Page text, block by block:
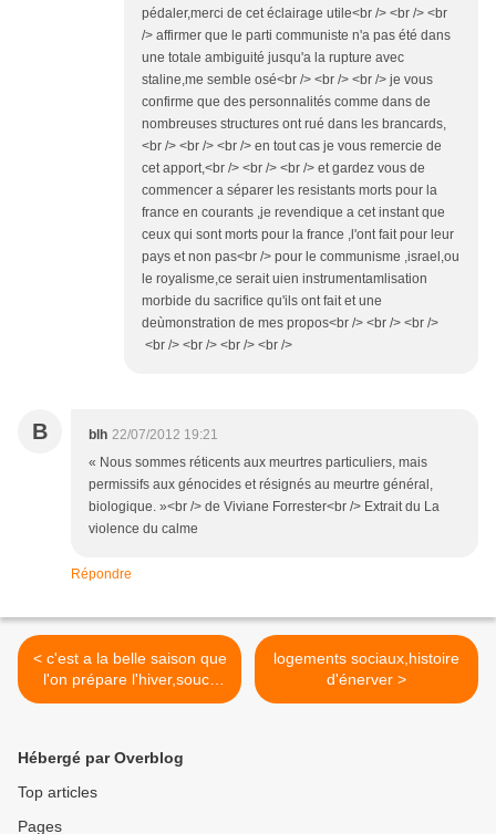
pédaler,merci de cet éclairage utile<br /> <br /> <br
/> affirmer que le parti communiste n'a pas été dans
une totale ambiguité jusqu'a la rupture avec
staline,me semble osé<br /> <br /> <br /> je vous
confirme que des personnalités comme dans de
nombreuses structures ont rué dans les brancards,
<br /> <br /> <br /> en tout cas je vous remercie de
cet apport,<br /> <br /> <br /> et gardez vous de
commencer a séparer les resistants morts pour la
france en courants ,je revendique a cet instant que
ceux qui sont morts pour la france ,l'ont fait pour leur
pays et non pas<br /> pour le communisme ,israel,ou
le royalisme,ce serait uien instrumentamlisation
morbide du sacrifice qu'ils ont fait et une
deùmonstration de mes propos<br /> <br /> <br />
<br /> <br /> <br /> <br />
B blh 22/07/2012 19:21
« Nous sommes réticents aux meurtres particuliers, mais
permissifs aux génocides et résignés au meurtre général,
biologique. »<br /> de Viviane Forrester<br /> Extrait du La
violence du calme
Répondre
< c'est a la belle saison que
l'on prépare l'hiver,soucy
sans soucis
logements sociaux,histoire
d'énerver >
Hébergé par Overblog
Top articles
Pages